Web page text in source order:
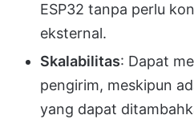
ESP32 tanpa perlu
eksternal.
Skalabilitas: Dapat
pengirim, meskipun
yang dapat